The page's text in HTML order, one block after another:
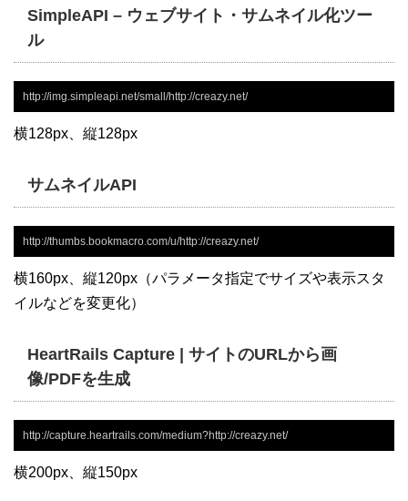
SimpleAPI – ウェブサイト・サムネイル化ツー
ル
http://img.simpleapi.net/small/http://creazy.net/
横128px、縦128px
サムネイルAPI
http://thumbs.bookmacro.com/u/http://creazy.net/
横160px、縦120px（パラメータ指定でサイズや表示スタ
イルなどを変更化）
HeartRails Capture | サイトのURLから画
像/PDFを生成
http://capture.heartrails.com/medium?http://creazy.net/
横200px、縦150px